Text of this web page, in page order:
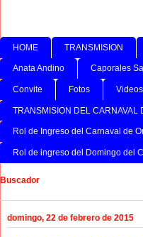
HOME TRANSMISION
Anata Andino Caporales
Convite Fotos Videos
TRANSMISION DEL CARNAVAL
Rol de Ingreso del Carnaval de
Rol de ingreso del Domingo del
Buscador
domingo, 22 de febrero de 2015